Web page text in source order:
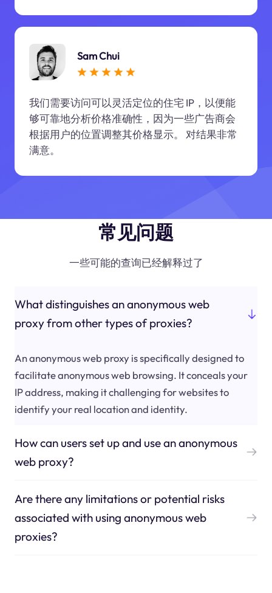
Sam Chui
我们需要访问可以灵活定位的住宅 IP，以便能
够可靠地分析价格准确性，因为一些广告商会
根据用户的位置调整其价格显示。 对结果非常
满意。
常见问题
一些可能的查询已经解释过了
What distinguishes an anonymous web
proxy from other types of proxies?
An anonymous web proxy is specifically designed to
facilitate anonymous web browsing. It conceals your
IP address, making it challenging for websites to
identify your real location and identity.
How can users set up and use an anonymous
web proxy?
Are there any limitations or potential risks
associated with using anonymous web
proxies?